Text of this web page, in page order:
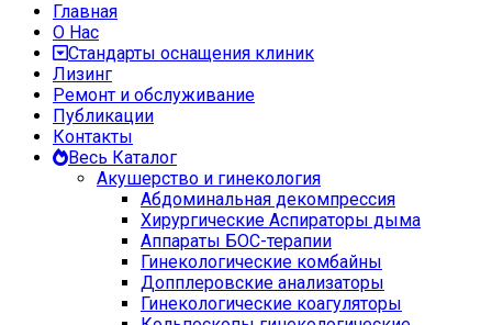
Главная
О Нас
Стандарты оснащения клиник
Лизинг
Ремонт и обслуживание
Публикации
Контакты
Весь Каталог
Акушерство и гинекология
Абдоминальная декомпрессия
Хирургические Аспираторы дыма
Аппараты БОС-терапии
Гинекологические комбайны
Допплеровские анализаторы
Гинекологические коагуляторы